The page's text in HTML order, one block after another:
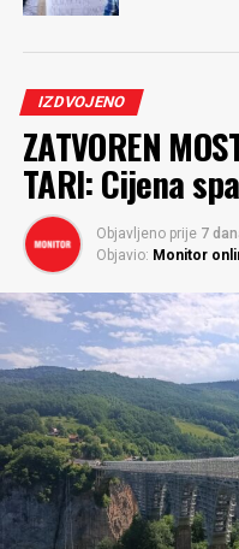
IZDVOJENO
ZATVOREN
TARI: Cijena
Objavljeno prije 7
Objavio: Monitor